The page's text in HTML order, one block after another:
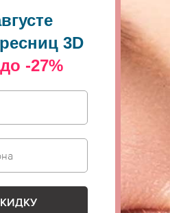
3D
-27%